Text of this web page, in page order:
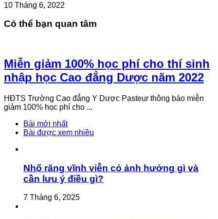
10 Tháng 6, 2022
Có thể bạn quan tâm
Miễn giảm 100% học phí cho thí sinh
nhập học Cao đẳng Dược năm 2022
HĐTS Trường Cao đẳng Y Dược Pasteur thông báo miễn
giảm 100% học phí cho ...
Bài mới nhất
Bài được xem nhiều
Nhổ răng vĩnh viễn có ảnh hưởng gì và
cần lưu ý điều gì?
7 Tháng 6, 2025